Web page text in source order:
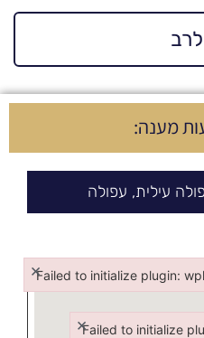
לרב
מענה:
עילית, עפולה
Failed to initialize
×
Failed to initialize plugin:
×
Failed to initialize plugin: